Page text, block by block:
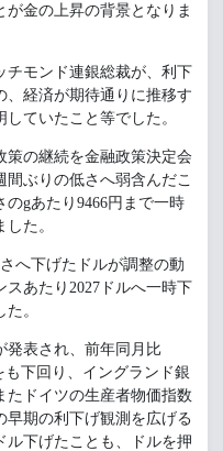
が金の上昇の背景となりま
チモンド連銀総裁が、利下
、経済が期待通りに推移す
ていたこと等でした。
策の継続を金融政策決定会
ぶりの低さへ弱含んだこ
のgあたり9466円まで一時
た。
へ下げたドルが調整の動
あたり2027ドルへ一時下
。
発表され、前年同月比
も下回り、イングランド銀
たドイツの生産者物価指数
期の利下げ観測を広げる
ル下げたことも、ドルを押